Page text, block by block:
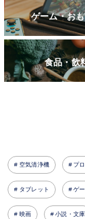
ゲーム・お
食品・飲
空気清浄機 プ
タブレット ゲ
映画 小説・文庫